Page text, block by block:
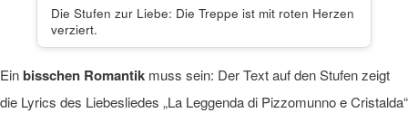
Die Stufen zur Liebe: Die Treppe ist mit roten Herzen
verziert.
Einbisschen Romantik muss sein: Der Text auf den Stufen zeigt
die Lyrics des Liebesliedes „La Leggenda di Pizzomunno e Cristalda“